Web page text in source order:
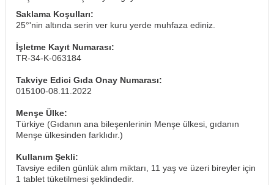
Saklama Koşulları:
25°'nin altında serin ver kuru yerde muhfaza ediniz.
İşletme Kayıt Numarası:
TR-34-K-063184
Takviye Edici Gıda Onay Numarası:
015100-08.11.2022
Menşe Ülke:
Türkiye (Gıdanın ana bileşenlerinin Menşe ülkesi, gıdanın
Menşe ülkesinden farklıdır.)
Kullanım Şekli:
Tavsiye edilen günlük alım miktarı, 11 yaş ve üzeri bireyler için
1 tablet tüketilmesi şeklindedir.